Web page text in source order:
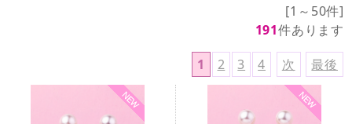
[1～50件]
191件あります
1
2 3 4 次 最後